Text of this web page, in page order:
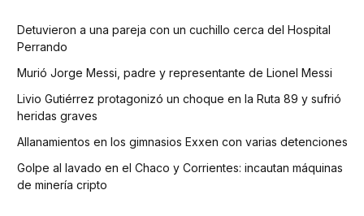
Detuvieron a una pareja con un cuchillo cerca del Hospital
Perrando
Murió Jorge Messi, padre y representante de Lionel Messi
Livio Gutiérrez protagonizó un choque en la Ruta 89 y sufrió
heridas graves
Allanamientos en los gimnasios Exxen con varias detenciones
Golpe al lavado en el Chaco y Corrientes: incautan máquinas
de minería cripto